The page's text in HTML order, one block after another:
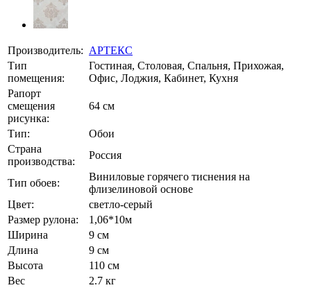
Производитель: АРТЕКС
Тип
помещения:
Гостиная, Столовая, Спальня, Прихожая,
Офис, Лоджия, Кабинет, Кухня
Рапорт
смещения
рисунка:
64 см
Тип:
Обои
Страна
производства:
Россия
Тип обоев:
Виниловые горячего тиснения на
флизелиновой основе
Цвет:
светло-серый
Размер рулона:
1,06*10м
Ширина
9 см
Длина
9 см
Высота
110 см
Вес
2.7 кг